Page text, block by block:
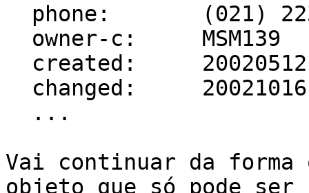
Vai continuar da forma
objeto que só pode ser